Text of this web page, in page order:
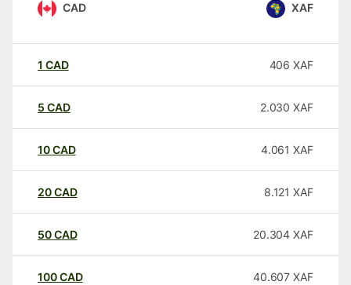
CAD XAF
1 CAD 406 XAF
5 CAD 2.030 XAF
10CAD 4.061 XAF
20CAD 8.121 XAF
50CAD 20.304 XAF
100CAD 40.607 XAF